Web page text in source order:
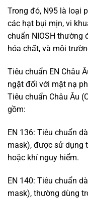
Trong đó, N95 là loại
các hạt bụi mịn, vi
chuẩn NIOSH thường
hóa chất, và môi
Tiêu chuẩn EN Châu
ngặt đối với mặt nạ
Tiêu chuẩn Châu Âu
gồm:
EN 136: Tiêu chuẩn
mask), được sử dụng
hoặc khí nguy hiểm.
EN 140: Tiêu chuẩn
mask), thường dùng